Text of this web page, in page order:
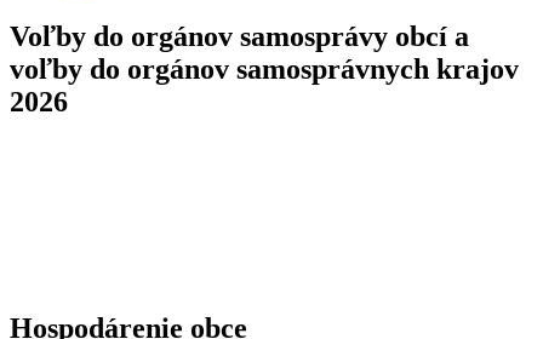
Voľby do orgánov samosprávy obcí a
voľby do orgánov samosprávnych krajov
2026
Hospodárenie obce